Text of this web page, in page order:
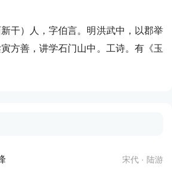
干）人，字伯言。明洪武中，以郡举
方善，讲学石门山中。工诗。有《玉
宋代 · 陆游